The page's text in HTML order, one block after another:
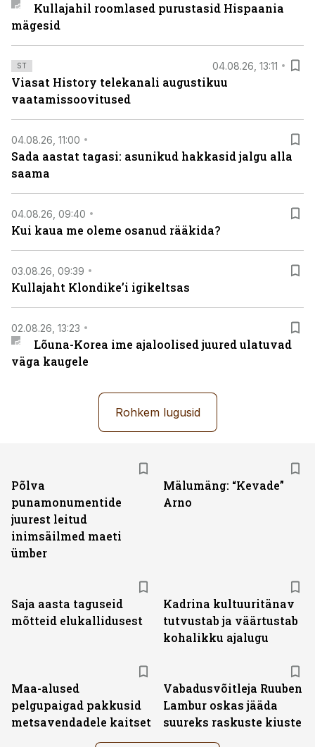
Kullajahil roomlased purustasid Hispaania
mägesid
ST 04.08.26, 13:11
Viasat History telekanali augustikuu
vaatamissoovitused
04.08.26, 11:00
Sada aastat tagasi: asunikud hakkasid jalgu alla
saama
04.08.26, 09:40
Kui kaua me oleme osanud rääkida?
03.08.26, 09:39
Kullajaht Klondike’i igikeltsas
02.08.26, 13:23
Lõuna-Korea ime ajaloolised juured ulatuvad
väga kaugele
Rohkem lugusid
Põlva
punamonumentide
juurest leitud
inimsäilmed maeti
ümber
Mälumäng: “Kevade”
Arno
Saja aasta taguseid
mõtteid elukallidusest
Kadrina kultuuritänav
tutvustab ja väärtustab
kohalikku ajalugu
Maa-alused
pelgupaigad pakkusid
metsavendadele kaitset
Vabadusvõitleja Ruuben
Lambur oskas jääda
suureks raskuste kiuste